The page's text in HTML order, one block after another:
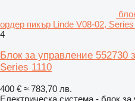
ордер пикър Linde V08-02, Series
4
Блок за управление 552730
Series 1110
400 € ≈ 783,70 лв.
Електрическа система - блок за